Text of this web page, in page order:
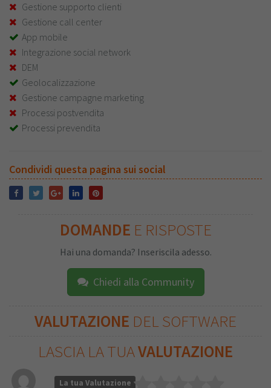
Gestione supporto clienti
Gestione call center
App mobile
Integrazione social network
DEM
Geolocalizzazione
Gestione campagne marketing
Processi postvendita
Processi prevendita
Condividi questa pagina sui social
DOMANDE E RISPOSTE
Hai una domanda? Inseriscila adesso.
Chiedi alla Community
VALUTAZIONE DEL SOFTWARE
LASCIA LA TUAVALUTAZIONE
La tua Valutazione